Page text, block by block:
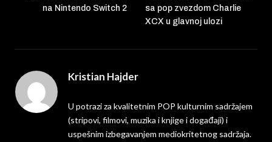
na Nintendo Switch 2
sa pop zvezdom Charlie
XCX u glavnoj ulozi
Kristian Hajder
U potrazi za kvalitetnim POP kulturnim sadržajem
(stripovi, filmovi, muzika i knjige i događaji) i
uspešnim izbegavanjem mediokritetnog sadržaja.